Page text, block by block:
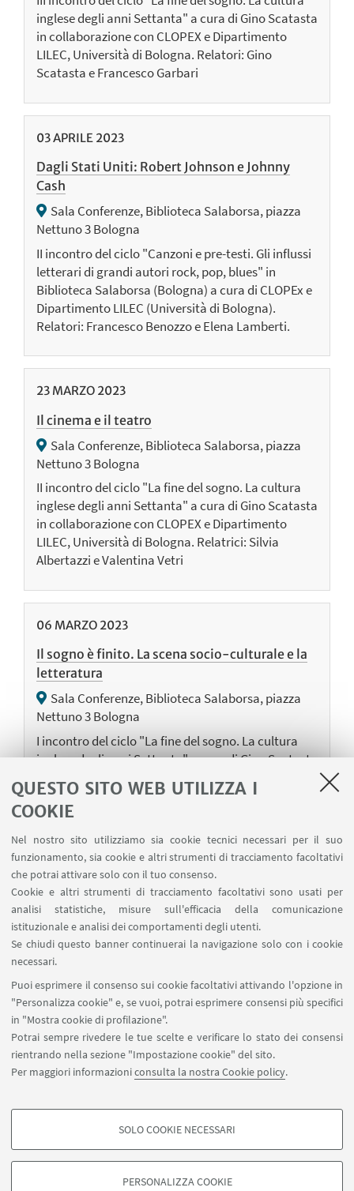
QUESTO SITO WEB UTILIZZA I
COOKIE
Nel nostro sito utilizziamo sia cookie tecnici necessari per il suo
funzionamento, sia cookie e altri strumenti di tracciamento facoltativi
che potrai attivare solo con il tuo consenso.
Cookie e altri strumenti di tracciamento facoltativi sono usati per
analisi statistiche, misure sull'efficacia della comunicazione
istituzionale e analisi dei comportamenti degli utenti.
Se chiudi questo banner continuerai la navigazione solo con i cookie
necessari.
Puoi esprimere il consenso sui cookie facoltativi attivando l'opzione in
"Personalizza cookie" e, se vuoi, potrai esprimere consensi più specifici
in "Mostra cookie di profilazione".
Potrai sempre rivedere le tue scelte e verificare lo stato dei consensi
rientrando nella sezione "Impostazione cookie" del sito.
Per maggiori informazioniconsulta la nostra Cookie policy.
COOKIE DI PROFILAZIONE - FACOLTATIVI
degli utenti, creare profili in base al loro comportamento sul sito, per analisi
SOLO COOKIE NECESSARI
PERSONALIZZA COOKIE
inglese degli anni Settanta" a cura di Gino Scatasta
in collaborazione con CLOPEX e Dipartimento
LILEC, Università di Bologna. Relatori: Gino
Scatasta e Francesco Garbari
03APRILE 2023
Dagli Stati Uniti: Robert Johnson e Johnny
Cash
Sala Conferenze, Biblioteca Salaborsa, piazza
Nettuno 3 Bologna
II incontro del ciclo "Canzoni e pre-testi. Gli influssi
letterari di grandi autori rock, pop, blues" in
Biblioteca Salaborsa (Bologna) a cura di CLOPEx e
Dipartimento LILEC (Università di Bologna).
Relatori: Francesco Benozzo e Elena Lamberti.
23 MARZO 2023
Il cinema e il teatro
Sala Conferenze, Biblioteca Salaborsa, piazza
Nettuno 3 Bologna
II incontro del ciclo "La fine del sogno. La cultura
inglese degli anni Settanta" a cura di Gino Scatasta
in collaborazione con CLOPEX e Dipartimento
LILEC, Università di Bologna. Relatrici: Silvia
Albertazzi e Valentina Vetri
06 MARZO 2023
Il sogno è finito. La scena socio-culturale e la
letteratura
Sala Conferenze, Biblioteca Salaborsa, piazza
Nettuno 3 Bologna
I incontro del ciclo "La fine del sogno. La cultura
inglese degli anni Settanta" a cura di Gino Scatasta
LILEC, Università di Bologna. Relatore: Gino
Scatasta
24OTTOBRE2022
Swinging Years. La cultura inglese dal 1956 al
1970
Bologna, Biblioteca Salaborsa, Sala Conferenze
Years. La cultura inglese dal 1956 al 1970" presso la
Biblioteca Sala Borsa.
Successivi
12
elementi
»
1 2